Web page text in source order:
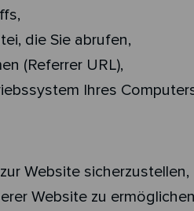
die Sie abrufen,
(Referrer URL),
Ihres
Website sicherzustellen,
Website zu